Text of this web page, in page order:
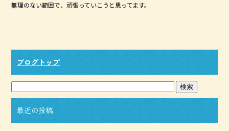
無理のない範囲で、頑張っていこうと思ってます。
ブログトップ
最近の投稿